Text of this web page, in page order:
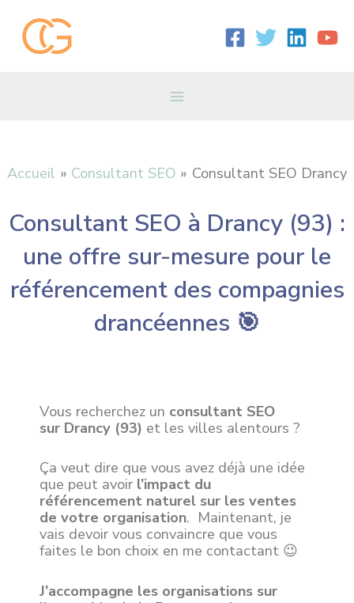
contenu
Accueil Consultant SEO Consultant SEO Drancy
Consultant SEO à Drancy (93) :
une offre sur-mesure pour le
référencement des compagnies
drancéennes 🎯
Vous recherchez un consultant SEO
sur Drancy (93) et les villes alentours ?
Ça veut dire que vous avez déjà une idée
que peut avoir l’impact du
référencement naturel sur les ventes
de votre organisation. Maintenant, je
vais devoir vous convaincre que vous
faites le bon choix en me contactant 😉
J’accompagne les organisations sur